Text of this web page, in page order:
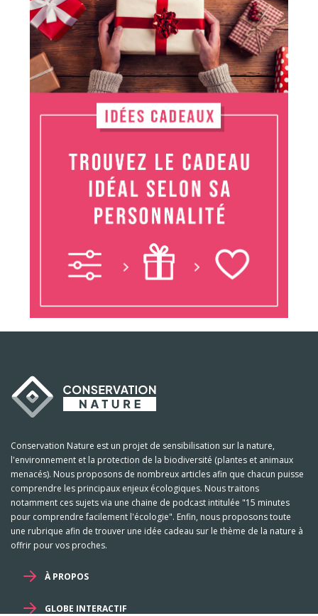
Conservation Nature est un projet de sensibilisation sur la nature,
l'environnement et la protection de la biodiversité (plantes et animaux
menacés). Nous proposons de nombreux articles afin que chacun puisse
comprendre les principaux enjeux écologiques. Nous traitons
notamment ces sujets via une chaine de podcast intitulée "15 minutes
pour comprendre facilement l'écologie". Enfin, nous proposons toute
une rubrique afin de trouver une idée cadeau sur le thème de la nature à
offrir pour vos proches.
À PROPOS
GLOBE INTERACTIF